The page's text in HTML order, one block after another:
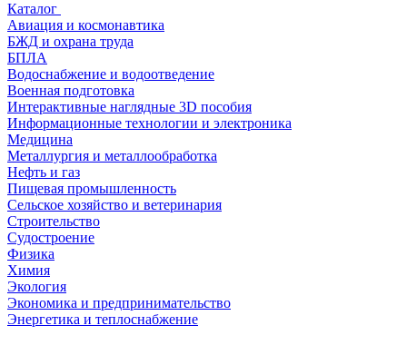
Каталог
Авиация и космонавтика
БЖД и охрана труда
БПЛА
Водоснабжение и водоотведение
Военная подготовка
Интерактивные наглядные 3D пособия
Информационные технологии и электроника
Медицина
Металлургия и металлообработка
Нефть и газ
Пищевая промышленность
Сельское хозяйство и ветеринария
Строительство
Судостроение
Физика
Химия
Экология
Экономика и предпринимательство
Энергетика и теплоснабжение